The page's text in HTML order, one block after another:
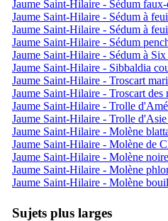
Jaume Saint-Hilaire - Sédum
Jaume Saint-Hilaire - Sédum à
Jaume Saint-Hilaire - Sédum à
Jaume Saint-Hilaire - Sédum
Jaume Saint-Hilaire - Sédum à
Jaume Saint-Hilaire - Sibbaldia
Jaume Saint-Hilaire - Troscart
Jaume Saint-Hilaire - Troscart
Jaume Saint-Hilaire - Trolle
Jaume Saint-Hilaire - Trolle
Jaume Saint-Hilaire - Molène
Jaume Saint-Hilaire - Molène de
Jaume Saint-Hilaire - Molène
Jaume Saint-Hilaire - Molène
Jaume Saint-Hilaire - Molène
Sujets plus larges